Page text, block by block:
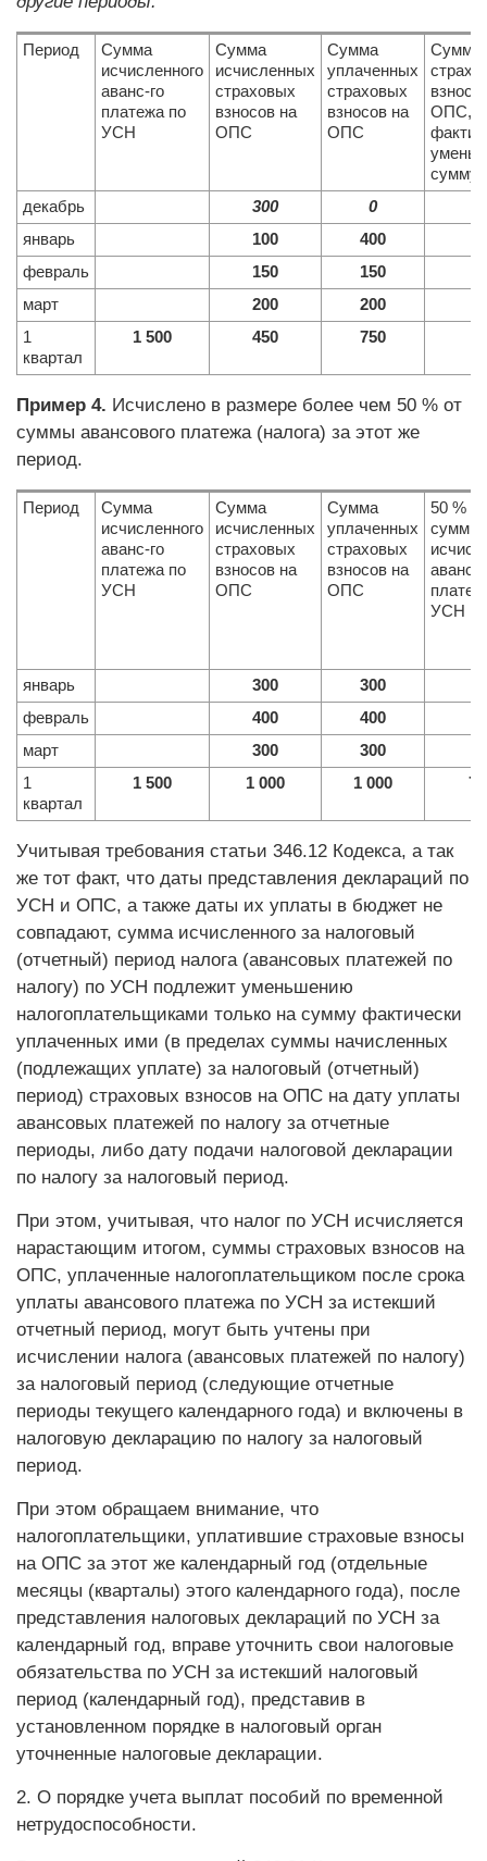
Период
Сумма
исчисленного
аванс-го
платежа по
УСН
Сумма
исчисленных
страховых
взносов на
ОПС
Сумма
уплаченных
страховых
взносов на
ОПС
Сумма
ОПС,
сумму
декабрь
300
0
январь
100
400
февраль
150
150
март
200
200
1
квартал
1 500 450 750
Пример 4. Исчислено в размере более чем 50 % от
суммы авансового платежа (налога) за этот же
период.
Период
Сумма
исчисленного
аванс-го
платежа по
УСН
Сумма
исчисленных
страховых
взносов на
ОПС
Сумма
уплаченных
страховых
взносов на
ОПС
50 % от
суммы
УСН
январь 300
300
февраль
400
400
март
300
300
1
квартал
1 500 1 000 1 000
Учитывая требования статьи 346.12 Кодекса, а так
же тот факт, что даты представления деклараций по
УСН и ОПС, а также даты их уплаты в бюджет не
совпадают, сумма исчисленного за налоговый
(отчетный) период налога (авансовых платежей по
налогу) по УСН подлежит уменьшению
налогоплательщиками только на сумму фактически
уплаченных ими (в пределах суммы начисленных
(подлежащих уплате) за налоговый (отчетный)
период) страховых взносов на ОПС на дату уплаты
авансовых платежей по налогу за отчетные
периоды, либо дату подачи налоговой декларации
по налогу за налоговый период.
При этом, учитывая, что налог по УСН исчисляется
нарастающим итогом, суммы страховых взносов на
ОПС, уплаченные налогоплательщиком после срока
уплаты авансового платежа по УСН за истекший
отчетный период, могут быть учтены при
исчислении налога (авансовых платежей по налогу)
за налоговый период (следующие отчетные
периоды текущего календарного года) и включены в
налоговую декларацию по налогу за налоговый
период.
При этом обращаем внимание, что
налогоплательщики, уплатившие страховые взносы
на ОПС за этот же календарный год (отдельные
месяцы (кварталы) этого календарного года), после
представления налоговых деклараций по УСН за
календарный год, вправе уточнить свои налоговые
обязательства по УСН за истекший налоговый
период (календарный год), представив в
установленном порядке в налоговый орган
уточненные налоговые декларации.
2. О порядке учета выплат пособий по временной
нетрудоспособности.